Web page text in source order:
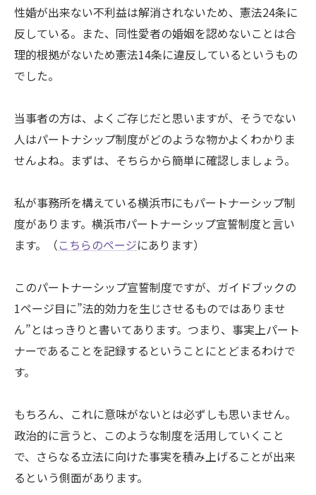
性婚が出来ない不利益は解消されないため、憲法24条に
反している。また、同性愛者の婚姻を認めないことは合
理的根拠がないため憲法14条に違反しているというもの
でした。
当事者の方は、よくご存じだと思いますが、そうでない
人はパートナシップ制度がどのような物かよくわかりま
せんよね。まずは、そちらから簡単に確認しましょう。
私が事務所を構えている横浜市にもパートナーシップ制
度があります。横浜市パートナーシップ宣誓制度と言い
ます。（こちらのページにあります）
このパートナーシップ宣誓制度ですが、ガイドブックの
1ページ目に”法的効力を生じさせるものではありませ
ん”とはっきりと書いてあります。つまり、事実上パート
ナーであることを記録するということにとどまるわけで
す。
もちろん、これに意味がないとは必ずしも思いません。
政治的に言うと、このような制度を活用していくこと
で、さらなる立法に向けた事実を積み上げることが出来
るという側面があります。